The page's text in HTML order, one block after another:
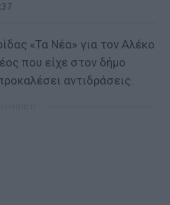
«Τα Νέα» για τον Αλέκο
που είχε στον δήμο
αντιδράσεις.